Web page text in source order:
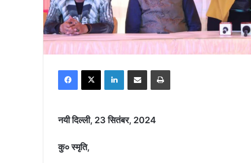
Facebook
X LinkedInShare via Email Print
नयी दिल्ली, 23 सितंबर, 2024
कु० स्मृति,